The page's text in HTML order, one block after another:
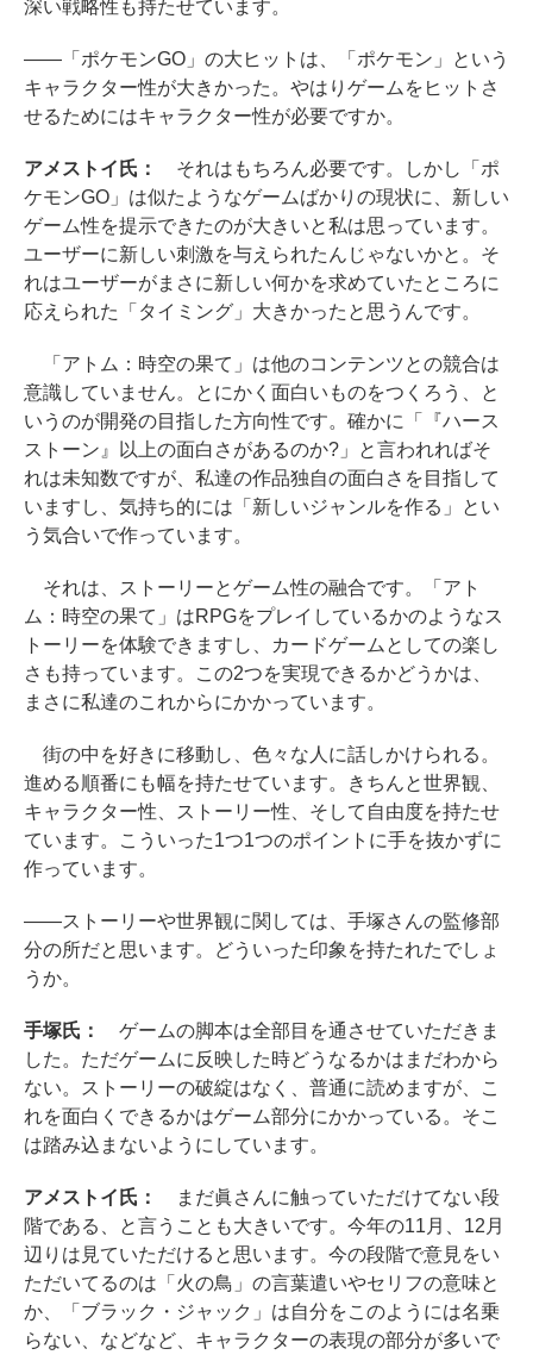
深い戦略性も持たせています。
――「ポケモンGO」の大ヒットは、「ポケモン」という
キャラクター性が大きかった。やはりゲームをヒットさ
せるためにはキャラクター性が必要ですか。
アメストイ氏：
それはもちろん必要です。しかし「ポ
ケモンGO」は似たようなゲームばかりの現状に、新しい
ゲーム性を提示できたのが大きいと私は思っています。
ユーザーに新しい刺激を与えられたんじゃないかと。そ
れはユーザーがまさに新しい何かを求めていたところに
応えられた「タイミング」大きかったと思うんです。
「アトム：時空の果て」は他のコンテンツとの競合は
意識していません。とにかく面白いものをつくろう、と
いうのが開発の目指した方向性です。確かに「『ハース
ストーン』以上の面白さがあるのか?」と言われればそ
れは未知数ですが、私達の作品独自の面白さを目指して
いますし、気持ち的には「新しいジャンルを作る」とい
う気合いで作っています。
それは、ストーリーとゲーム性の融合です。「アト
ム：時空の果て」はRPGをプレイしているかのようなス
トーリーを体験できますし、カードゲームとしての楽し
さも持っています。この2つを実現できるかどうかは、
まさに私達のこれからにかかっています。
街の中を好きに移動し、色々な人に話しかけられる。
進める順番にも幅を持たせています。きちんと世界観、
キャラクター性、ストーリー性、そして自由度を持たせ
ています。こういった1つ1つのポイントに手を抜かずに
作っています。
――ストーリーや世界観に関しては、手塚さんの監修部
分の所だと思います。どういった印象を持たれたでしょ
うか。
手塚氏：
ゲームの脚本は全部目を通させていただきま
した。ただゲームに反映した時どうなるかはまだわから
ない。ストーリーの破綻はなく、普通に読めますが、こ
れを面白くできるかはゲーム部分にかかっている。そこ
は踏み込まないようにしています。
アメストイ氏：
まだ眞さんに触っていただけてない段
階である、と言うことも大きいです。今年の11月、12月
辺りは見ていただけると思います。今の段階で意見をい
ただいてるのは「火の鳥」の言葉遣いやセリフの意味と
か、「ブラック・ジャック」は自分をこのようには名乗
らない、などなど、キャラクターの表現の部分が多いで